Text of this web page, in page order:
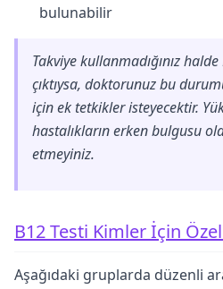
bulunabilir
Takviye kullanmadığınız
çıktıysa, doktorunuz bu
için ek tetkikler isteyecektir.
hastalıkların erken bulgusu
etmeyiniz.
B12 Testi Kimler İçin
Aşağıdaki gruplarda düzenli